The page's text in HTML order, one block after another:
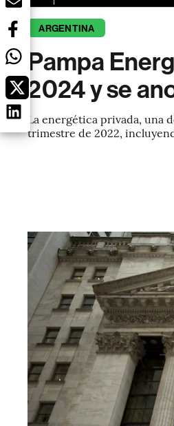
ARGENTINA
Pampa
2024 y se
La energética privada, una
trimestre de 2022,